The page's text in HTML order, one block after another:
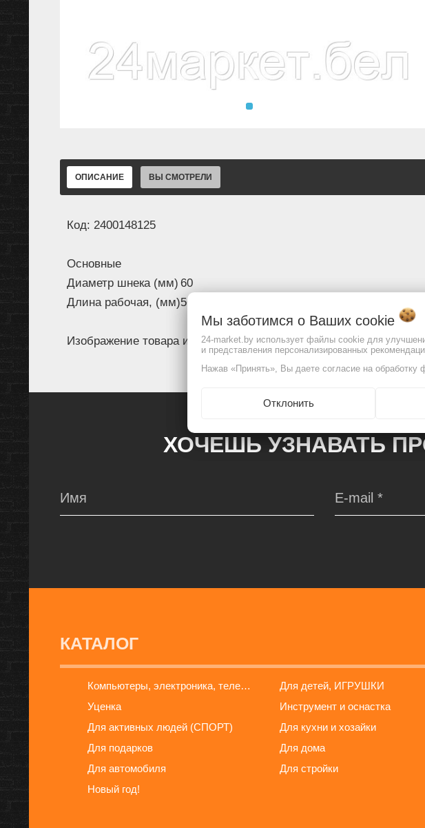
ОПИСАНИЕ ВЫ СМОТРЕЛИ
Код: 2400148125
Основные
Диаметр шнека (мм) 60
Длина рабочая, (мм)560
Изображение товара и комплектация могут отличаться.
ХОЧЕШЬ УЗНАВАТЬ
КАТАЛОГ
Компьютеры, электроника, телефоны
Для детей, ИГРУШКИ
Уценка
Инструмент и оснастка
Для активных людей (СПОРТ)
Для кухни и хозайки
Для подарков
Для дома
Для автомобиля
Для стройки
Новый год!
Мы заботимся о Ваших cookie
24-market.by использует файлы cookie для
и представления персонализированных
Нажав «Принять», Вы даете согласие на обработку
Отклонить